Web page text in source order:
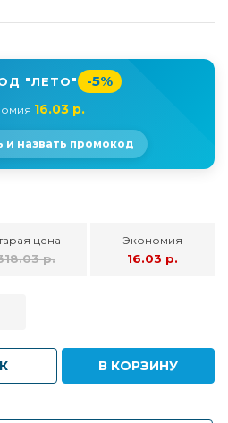
"ЛЕТО" -5%
16.03 р.
и назвать промокод
цена
р.
Экономия
16.03 р.
В КОРЗИНУ